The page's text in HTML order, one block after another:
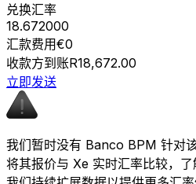
兑换汇率
18.672000
汇款费用€0
收款方到账R18,672.00
立即发送
我们暂时没有 Banco BPM 针对
将其报价与 Xe 实时汇率比较，了